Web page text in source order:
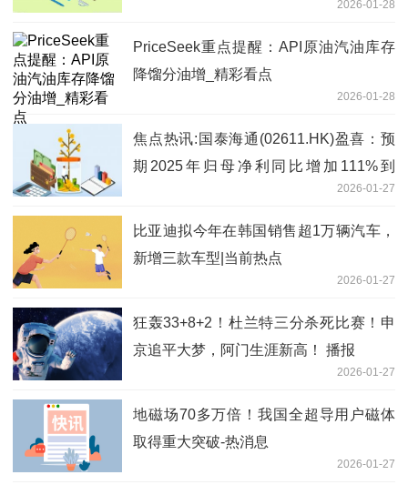
2026-01-28
PriceSeek重点提醒：API原油汽油库存
降馏分油增_精彩看点
2026-01-28
焦点热讯:国泰海通(02611.HK)盈喜：预
期2025年归母净利同比增加111%到
2026-01-27
比亚迪拟今年在韩国销售超1万辆汽车，
新增三款车型|当前热点
2026-01-27
狂轰33+8+2！杜兰特三分杀死比赛！申
京追平大梦，阿门生涯新高！ 播报
2026-01-27
地磁场70多万倍！我国全超导用户磁体
取得重大突破-热消息
2026-01-27